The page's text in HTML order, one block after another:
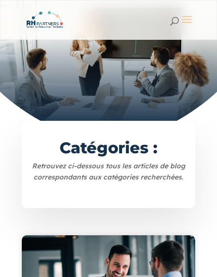
Catégories :
Retrouvez ci-dessous tous les articles de blog
correspondants aux catégories recherchées.